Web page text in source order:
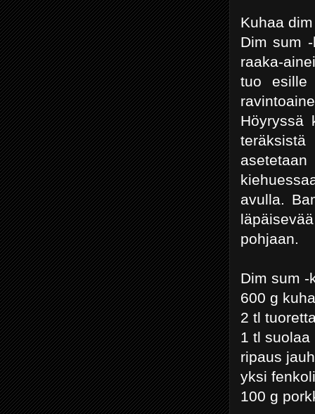
Kuhaa
Dim sum
raaka-
tuo esille
Höyryssä
teräksistä
avulla.
pohjaan.
Dim sum -
600 g
2 tl
1 tl suolaa
ripaus
yksi fenkoli
100 g